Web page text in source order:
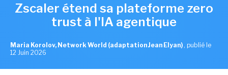
Zscaler étend sa plateforme zero
trust à l'IA agentique
Maria Korolov, Network World (adaptation Jean Elyan) , publié le
12 Juin 2026